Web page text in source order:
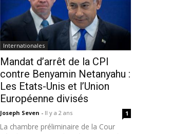
Internationales
Mandat d’arrêt de la CPI
contre Benyamin Netanyahu :
Les Etats-Unis et l’Union
Européenne divisés
Joseph Seven - Il y a 2 ans 1
La chambre préliminaire de la Cour